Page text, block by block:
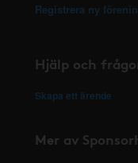
Registrera ny
Hjälp och
Skapa ett ärende
Mer av